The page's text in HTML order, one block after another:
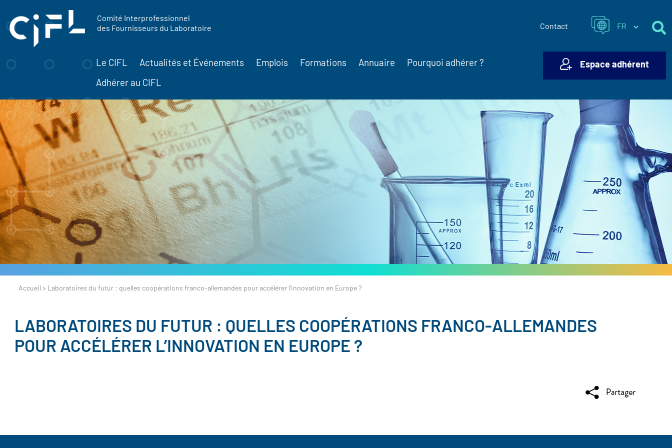
Comité Interprofessionnel
des Fournisseurs du Laboratoire
Contact
Le CIFL Actualités et Événements Emplois Formations Annuaire Pourquoi adhérer ?
Adhérer au CIFL
Espace adhérent
Accueil > Laboratoires du futur : quelles coopérations franco-allemandes pour accélérer l’innovation en Europe ?
LABORATOIRES DU FUTUR : QUELLES COOPÉRATIONS FRANCO-ALLEMANDES
POUR ACCÉLÉRER L’INNOVATION EN EUROPE ?